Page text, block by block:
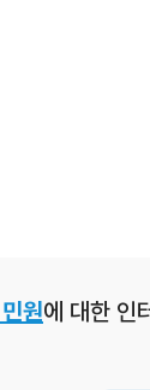
원에 대한 인